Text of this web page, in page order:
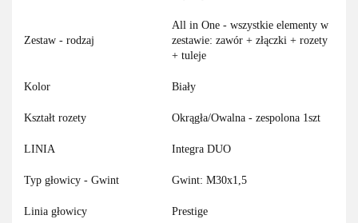
Zestaw - rodzaj
All in One - wszystkie elementy w
zestawie: zawór + złączki + rozety
+ tuleje
Kolor Biały
Kształt rozety Okrągła/Owalna - zespolona 1szt
LINIA Integra DUO
Typ głowicy - Gwint Gwint: M30x1,5
Linia głowicy Prestige